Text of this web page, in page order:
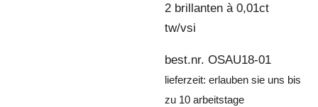
2 brillanten à 0,01ct
tw/vsi
best.nr. OSAU18-01
lieferzeit:erlauben sie uns bis
zu 10 arbeitstage